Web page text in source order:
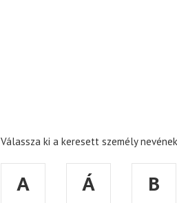
Válassza ki a keresett személy
A Á B